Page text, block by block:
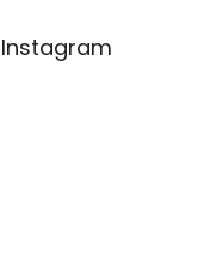
Instagram